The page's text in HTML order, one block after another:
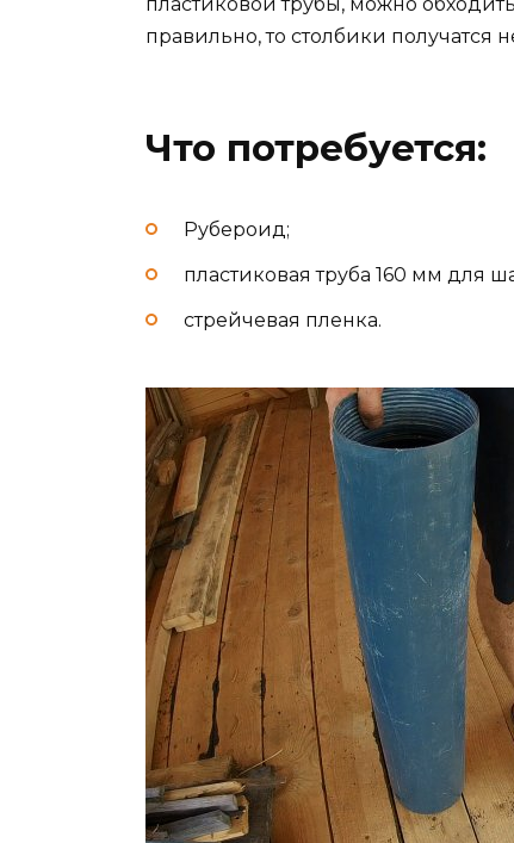
пластиковой трубы, можно
правильно, то столбики получатся
Что потребуется:
Рубероид;
пластиковая труба 160 мм для
стрейчевая пленка.